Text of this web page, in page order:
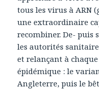
tous les virus à ARN
une extraordinaire
recombiner. De- puis
les autorités
et relançant à
épidémique : le
Angleterre, puis le